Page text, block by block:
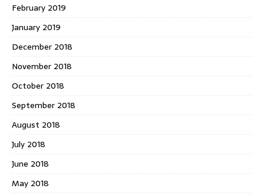
February 2019
January 2019
December 2018
November 2018
October 2018
September 2018
August 2018
July 2018
June 2018
May 2018